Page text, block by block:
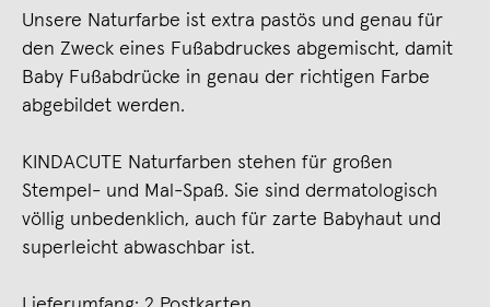
Unsere Naturfarbe ist extra pastös und genau für
den Zweck eines Fußabdruckes abgemischt, damit
Baby Fußabdrücke in genau der richtigen Farbe
abgebildet werden.
KINDACUTE Naturfarben stehen für großen
Stempel- und Mal-Spaß. Sie sind dermatologisch
völlig unbedenklich, auch für zarte Babyhaut und
superleicht abwaschbar ist.